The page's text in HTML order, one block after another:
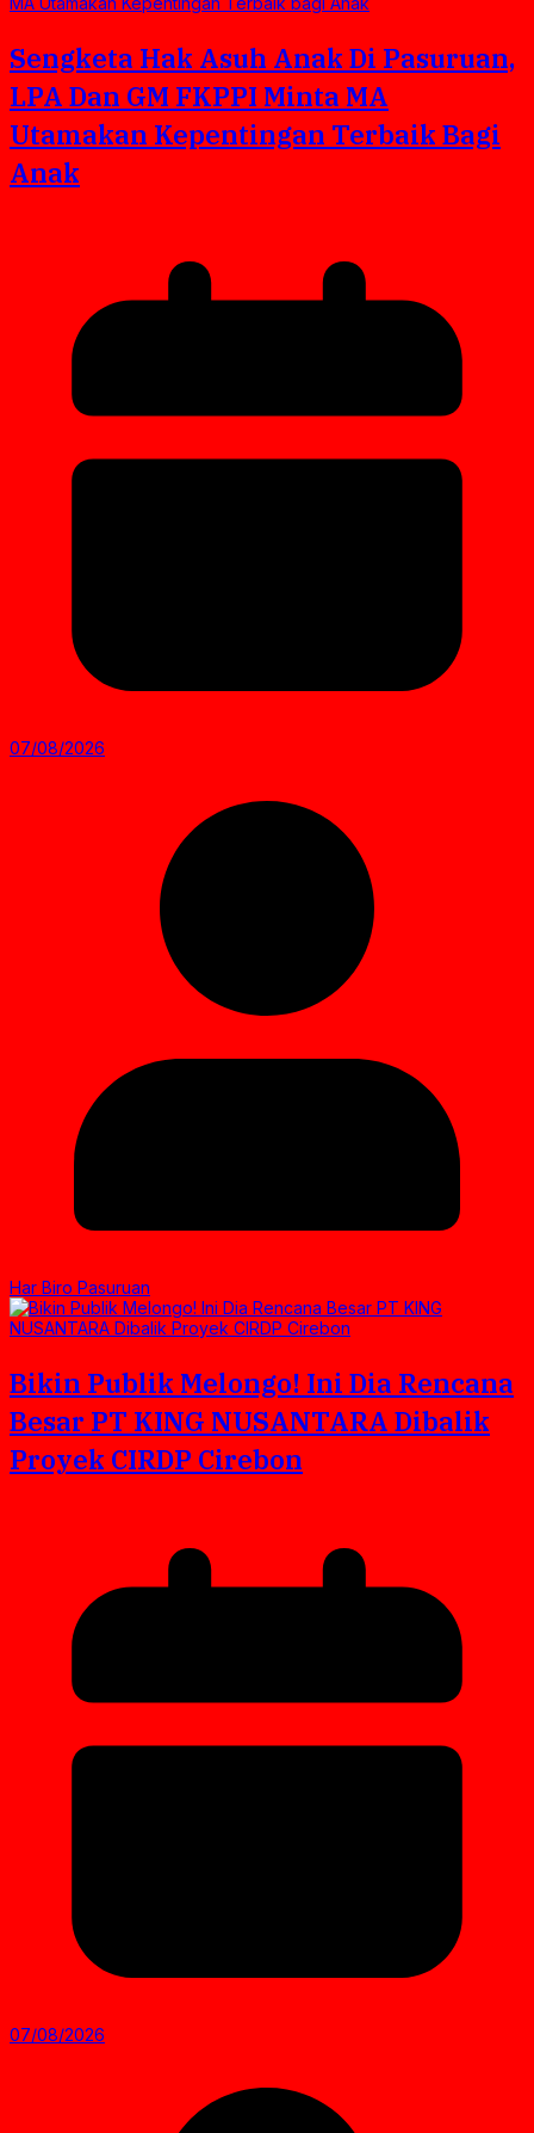
Sengketa Hak Asuh Anak Di Pasuruan,
LPA Dan GM FKPPI Minta MA
Utamakan Kepentingan Terbaik Bagi
Anak
07/08/2026
Har Biro Pasuruan
Bikin Publik Melongo! Ini Dia Rencana
Besar PT KING NUSANTARA Dibalik
Proyek CIRDP Cirebon
07/08/2026